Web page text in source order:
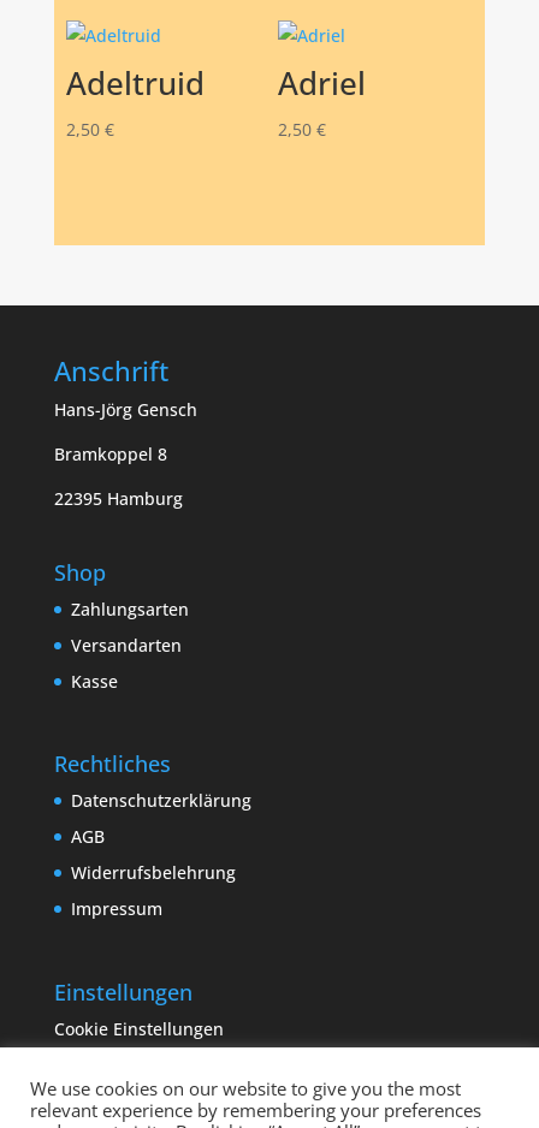
Adeltruid
2,50 €
Adriel
2,50 €
Anschrift
Hans-Jörg Gensch
Bramkoppel 8
22395 Hamburg
Shop
Zahlungsarten
Versandarten
Kasse
Rechtliches
Datenschutzerklärung
AGB
Widerrufsbelehrung
Impressum
Einstellungen
Cookie Einstellungen
We use cookies on our website to give you the most
relevant experience by remembering your preferences